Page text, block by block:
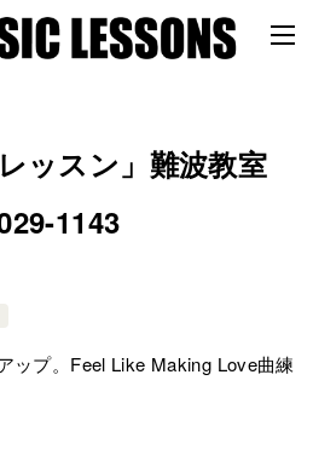
ッスン」難波教室
1143
ップ。Feel Like Making Love曲練